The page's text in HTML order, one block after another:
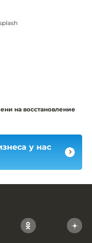
на восстановление
у нас